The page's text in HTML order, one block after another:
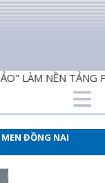
NỀN TẢNG PHỤC
ĐỒNG NAI